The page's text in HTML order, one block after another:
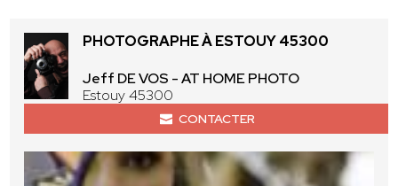
PHOTOGRAPHE À ESTOUY 45300
Jeff DE VOS - AT HOME PHOTO
Estouy 45300
CONTACTER